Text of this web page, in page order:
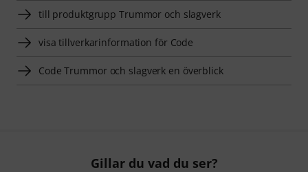
till produktgrupp Trummor och slagverk
visa tillverkarinformation för Code
Code Trummor och slagverk en överblick
Gillar du vad du ser?